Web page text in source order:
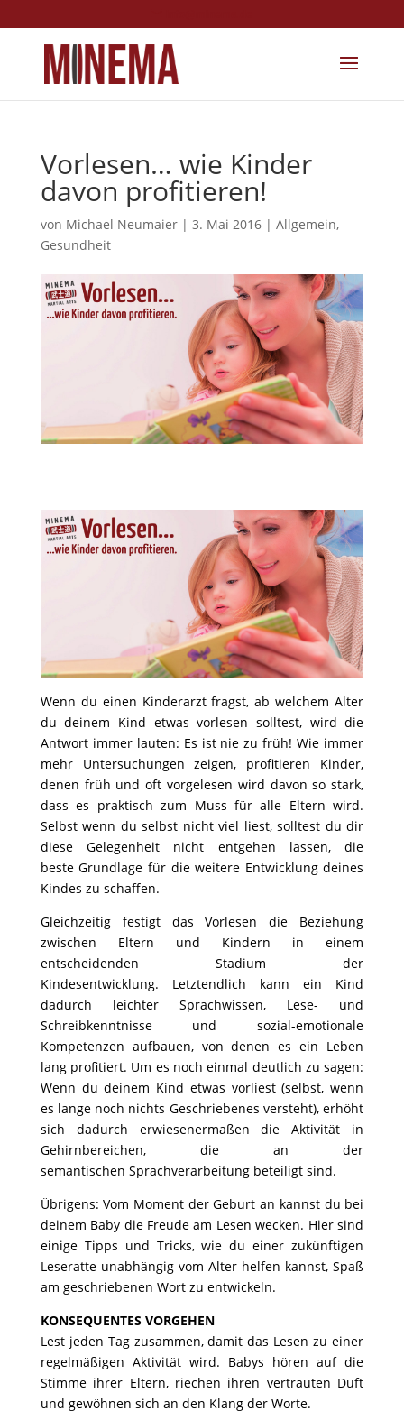
Vorlesen… wie Kinder
davon profitieren!
von Michael Neumaier| 3. Mai 2016| Allgemein,
Gesundheit
Wenn du einen Kinderarzt fragst, ab welchem Alter
du deinem Kind etwas vorlesen solltest, wird die
Antwort immer lauten: Es ist nie zufrüh! Wie immer
mehr Untersuchungen zeigen, profitieren Kinder,
denen früh und oft vorgelesen wird davon so stark,
dass es praktischzum Muss für alle Eltern wird.
Selbst wenn du selbst nicht viel liest, solltest du dir
diese Gelegenheit nicht entgehen lassen, die
besteGrundlage für die weitere Entwicklung deines
Kindes zu schaffen.
Gleichzeitig festigt das Vorlesen die Beziehung
zwischen Eltern und Kindern in einem
entscheidenden Stadium der
Kindesentwicklung. Letztendlich kann ein Kind
dadurch leichter Sprachwissen, Lese- und
Schreibkenntnisse und sozial-emotionale
Kompetenzen aufbauen, von denen es ein Leben
lang profitiert. Um es noch einmal deutlich zu sagen:
Wenn du deinem Kind etwas vorliest (selbst, wenn
es lange noch nichts Geschriebenes versteht), erhöht
sich dadurch erwiesenermaßen die Aktivität in
Gehirnbereichen, die an der
semantischen Sprachverarbeitung beteiligt sind.
Übrigens: Vom Moment der Geburt an kannst du bei
deinem Baby die Freude am Lesen wecken. Hier sind
einige Tipps und Tricks, wiedu einer zukünftigen
Leseratte unabhängig vom Alter helfen kannst, Spaß
am geschriebenen Wort zu entwickeln.
KONSEQUENTES VORGEHEN
Lest jeden Tag zusammen, damit das Lesen zu einer
regelmäßigen Aktivität wird. Babys hören auf die
Stimme ihrer Eltern, riechen ihren vertrauten Duft
und gewöhnen sich an den Klang der Worte.